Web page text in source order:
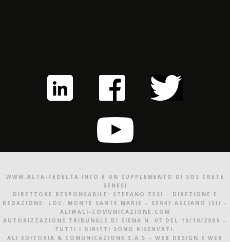
WWW.ALTA-FEDELTA.INFO È UN SUPPLEMENTO DI SOS CRETE
SENESI
DIRETTORE RESPONSABILE: STEFANO TESI – DIREZIONE E
REDAZIONE: LOC. MONTE SANTE MARIE – 53041 ASCIANO (SI) –
ALI@ALI-COMUNICAZIONE.COM
AUTORIZZAZIONE TRIBUNALE DI SIENA N. 07 DEL 10/10/2009 –
TUTTI I DIRITTI SONO RISERVATI.
ALI EDITORIA & COMUNICAZIONE S.A.S – WEB DESIGN E WEB